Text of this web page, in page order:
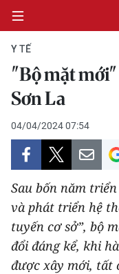
CHÍNH TRỊ
KINH TẾ
VĂN HÓA
XÃ HỘI
PHÁP LUẬT
DU LỊCH
Y TẾ
"Bộ mặt mới"
Sơn La
04/04/2024 07:54
Sau bốn năm
và phát triển hệ
tuyến cơ sở”, bộ
đổi đáng kể, khi
được xây mới, tất